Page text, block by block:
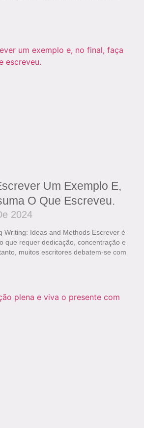
Um Exemplo E,
O Que Escreveu.
2024
Writing: Ideas and Methods Escrever é
que requer dedicação, concentração e
muitos escritores debatem-se com